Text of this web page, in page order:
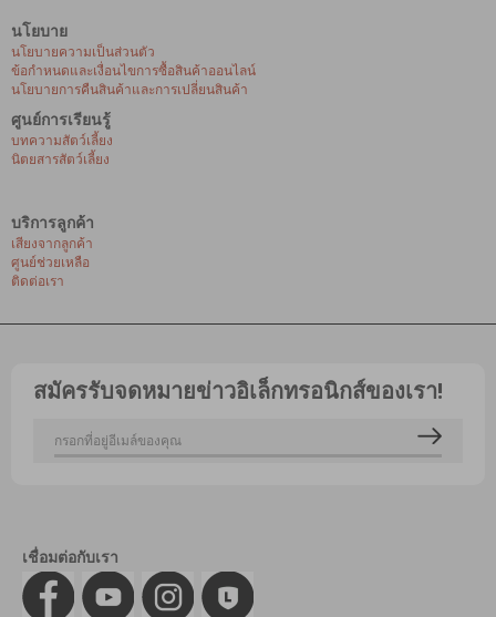
นโยบาย
นโยบายความเป็นส่วนตัว
ข้อกำหนดและเงื่อนไขการซื้อสินค้าออนไลน์
นโยบายการคืนสินค้าและการเปลี่ยนสินค้า
ศูนย์การเรียนรู้
บทความสัตว์เลี้ยง
นิตยสารสัตว์เลี้ยง
บริการลูกค้า
เสียงจากลูกค้า
ศูนย์ช่วยเหลือ
ติดต่อเรา
สมัครรับจดหมายข่าวอิเล็กทรอนิกส์ของเรา!
เชื่อมต่อกับเรา